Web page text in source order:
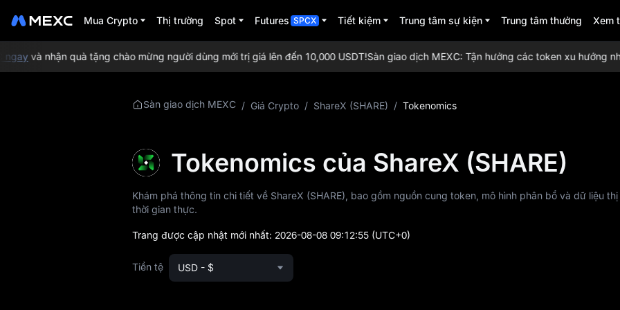
Mua Crypto Thị trường Spot Futures SPCX Tiết kiệm Trung tâm sự kiện Trung tâm thưởng Xem
và nhận quà tặng chào mừng người dùng mới trị giá lên đến 10,000 USDT!Sàn giao dịch MEXC: Tận hưởng các token xu hướng
Sàn giao dịch MEXC / Giá Crypto / ShareX (SHARE) / Tokenomics
Tokenomics của ShareX (SHARE)
Khám phá thông tin chi tiết về ShareX (SHARE), bao gồm nguồn cung token, mô hình phân bổ và dữ liệu
thời gian thực.
Trang được cập nhật mới nhất: 2026-08-08 09:12:55 (UTC+0)
Tiền tệ USD - $